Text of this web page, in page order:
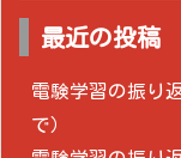
最近の投稿
電験学習の振り
で）